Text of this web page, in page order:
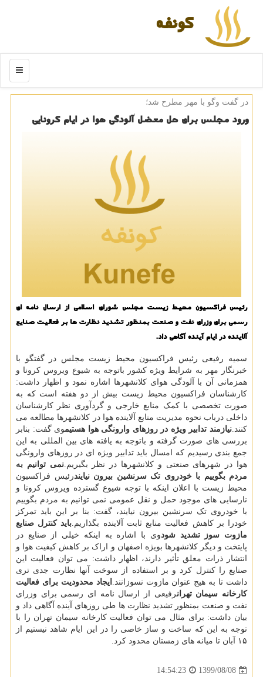
كونفه
منو
در گفت وگو با مهر مطرح شد؛
ورود مجلس برای حل معضل آلودگی هوا در ایام كرونایی
رئیس فراكسیون محیط زیست مجلس شورای اسلامی از ارسال نامه ای
رسمی برای وزرای نفت و صنعت بمنظور تشدید نظارت ها بر فعالیت صنایع
آلاینده در ایام آینده آگاهی داد.
سمیه رفیعی رئیس فراکسیون محیط زیست مجلس در گفتگو با
خبرنگار مهر به شرایط ویژه کشور باتوجه به شیوع ویروس کرونا و
همزمانی آن با آلودگی هوای کلانشهرها اشاره نمود و اظهار داشت:
کارشناسان فراکسیون محیط زیست بیش از دو هفته است که به
صورت تخصصی با کمک منابع خارجی و گردآوری نظر کارشناسان
داخلی درباب نحوه مدیریت منابع آلاینده هوا در کلانشهرها مطالعه می
کنند. نیازمند تدابیر ویژه در روزهای وارونگی هوا هستیموی گفت: بنابر
بررسی های صورت گرفته و باتوجه به یافته های بین المللی به این
جمع بندی رسیدیم که امسال باید تدابیر ویژه ای در روزهای وارونگی
هوا در شهرهای صنعتی و کلانشهرها در نظر بگیریم.نمی توانیم به
مردم بگوییم با خودروی تک سرنشین بیرون نیایندرئیس فراکسیون
محیط زیست با اعلان اینکه با توجه شیوع گسترده ویروس کرونا و
نارسایی های موجود حمل و نقل عمومی نمی توانیم به مردم بگوییم
با خودروی تک سرنشین بیرون نیایند، گفت: بنا بر این باید تمرکز
خودرا بر کاهش فعالیت منابع ثابت آلاینده بگذاریم. باید کنترل صنایع
مازوت سوز تشدید شودوی با اشاره به اینکه خیلی از صنایع در
پایتخت و دیگر کلانشهرها بویژه اصفهان و اراک بر کاهش کیفیت هوا و
انتشار ذرات معلق تأثیر دارند، اظهار داشت: می توان فعالیت این
صنایع را کنترل کرد و بر استفاده از سوخت آنها نظارت جدی تری
داشت تا به هیج عنوان مازوت نسوزانند.
ایجاد محدودیت برای فعالیت
کارخانه سیمان تهرانرفیعی از ارسال نامه ای رسمی برای وزرای
نفت و صنعت بمنظور تشدید نظارت ها طی روزهای آینده آگاهی داد و
بیان داشت: برای مثال می توان فعالیت کارخانه سیمان تهران را با
توجه به این که ساخت و ساز خاصی را در این ایام شاهد نیستیم از
۱۵ آبان تا میانه های زمستان محدود کرد.
1399/08/08
14:54:23